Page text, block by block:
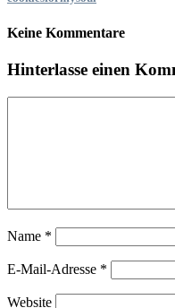
Keine Kommentare
Hinterlasse einen
Name *
E-Mail-Adresse *
Website